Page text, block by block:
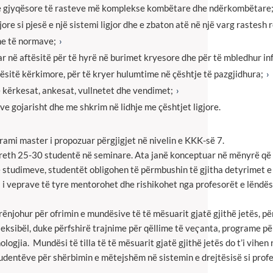
të rasteve më komplekse kombëtare dhe ndërkombëtare;
si pjesë e një sistemi ligjor dhe e zbaton atë në një varg rastesh
të normave;
në aftësitë për të hyrë në burimet kryesore dhe për të mbledhur
kërkimore, për të kryer hulumtime në çështje të pazgjidhura;
ankesat, vullnetet dhe vendimet;
gojarisht dhe me shkrim në lidhje me çështjet ligjore.
master i propozuar përgjigjet në nivelin e KKK-së 7.
25-30 studentë në seminare. Ata janë konceptuar në mënyrë
studentët obligohen të përmbushin të gjitha detyrimet
të tyre mentorohet dhe rishikohet nga profesorët e
për ofrimin e mundësive të të mësuarit gjatë gjithë jetës,
duke përfshirë trajnime për qëllime të veҁanta, programe
Mundësi të tilla të të mësuarit gjatë gjithë jetës do t’i vihen
për shërbimin e mëtejshëm në sistemin e drejtësisë si